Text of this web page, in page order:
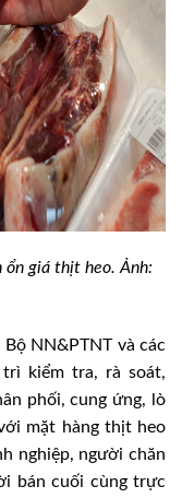
ổn giá thịt heo. Ảnh:
NN&PTNT và các
kiểm tra, rà soát,
phối, cung ứng, lò
mặt hàng thịt heo
nghiệp, người chăn
bán cuối cùng trực